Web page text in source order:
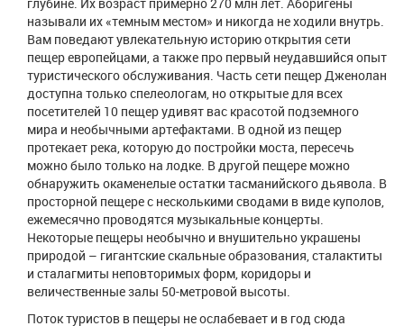
называли их «темным местом» и никогда не ходили внутрь.
Вам поведают увлекательную историю открытия сети
пещер европейцами, а также про первый неудавшийся опыт
туристического обслуживания. Часть сети пещер Дженолан
доступна только спелеологам, но открытые для всех
посетителей 10 пещер удивят вас красотой подземного
мира и необычными артефактами. В одной из пещер
протекает река, которую до постройки моста, пересечь
можно было только на лодке. В другой пещере можно
обнаружить окаменелые остатки тасманийского дьявола. В
просторной пещере с несколькими сводами в виде куполов,
ежемесячно проводятся музыкальные концерты.
Некоторые пещеры необычно и внушительно украшены
природой – гигантские скальные образования, сталактиты
и сталагмиты неповторимых форм, коридоры и
величественные залы 50-метровой высоты.
Поток туристов в пещеры не ослабевает и в год сюда